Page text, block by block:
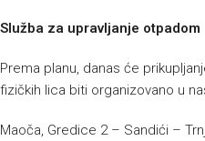
Služba za upravljanje otpadom
Prema planu, danas će
fizičkih lica biti organizovano u
Maoča, Gredice 2 – Sandići –